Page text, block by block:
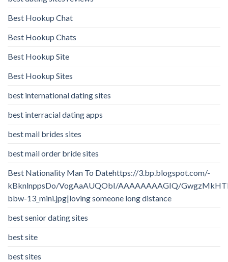
Best Hookup Chat
Best Hookup Chats
Best Hookup Site
Best Hookup Sites
best international dating sites
best interracial dating apps
best mail brides sites
best mail order bride sites
Best Nationality Man To Datehttps://3.bp.blogspot.com/-
kBknlnppsDo/VogAaAUQObI/AAAAAAAAGIQ/
bbw-13_mini.jpg|loving someone long distance
best senior dating sites
best site
best sites